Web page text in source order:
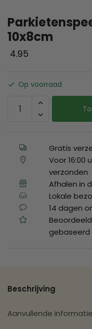
10x8cm
4.95
Op voorraad
Gratis
Voor 16:00
verzonden
Afhalen in
Lokale
14 dagen
gebaseerd
Beschrijving
Aanvullende informatie